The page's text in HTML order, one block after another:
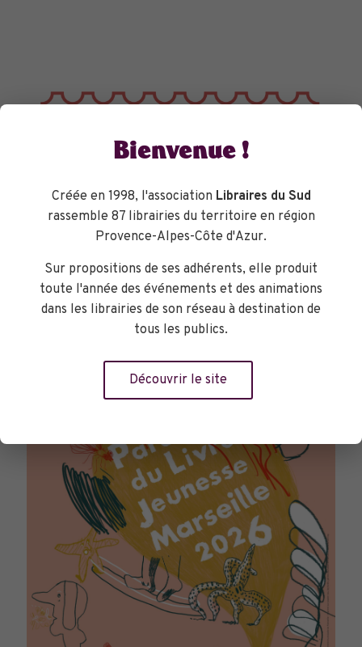
Bienvenue !
Créée en 1998, l'association Libraires du Sud
rassemble 87 librairies du territoire en région
Provence-Alpes-Côte d'Azur.
Sur propositions de ses adhérents, elle produit
toute l'année des événements et des animations
dans les librairies de son réseau à destination de
tous les publics.
Découvrir le site